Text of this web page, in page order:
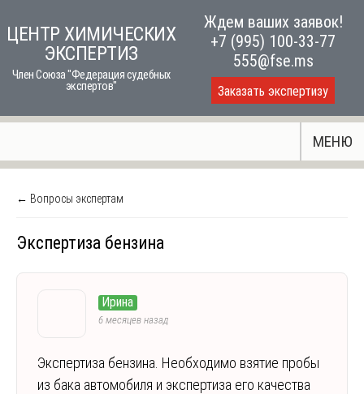
toЦЕНТР ХИМИЧЕСКИХ
ЭКСПЕРТИЗ
Член Союза "Федерация судебных
экспертов"
Ждем ваших заявок!
+7 (995) 100-33-77
555@fse.ms
Заказать экспертизу
МЕНЮ
← Вопросы экспертам
Экспертиза бензина
Ирина
6 месяцев назад
Экспертиза бензина. Необходимо взятие пробы
из бака автомобиля и экспертиза его качества